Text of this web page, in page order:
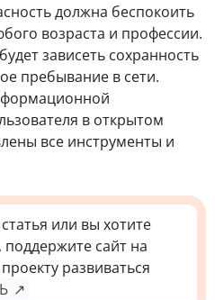
должна беспокоить
возраста и профессии.
зависеть сохранность
пребывание в сети.
в открытом
все инструменты и
или вы хотите
поддержите сайт на
развиваться
↗